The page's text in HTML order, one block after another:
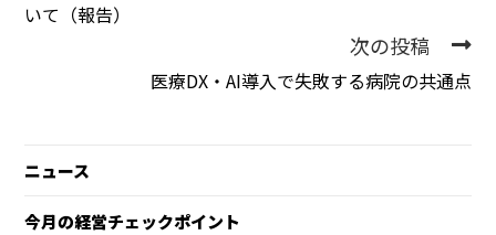
いて（報告）
次の投稿
医療DX・AI導入で失敗する病院の共通点
ニュース
今月の経営チェックポイント